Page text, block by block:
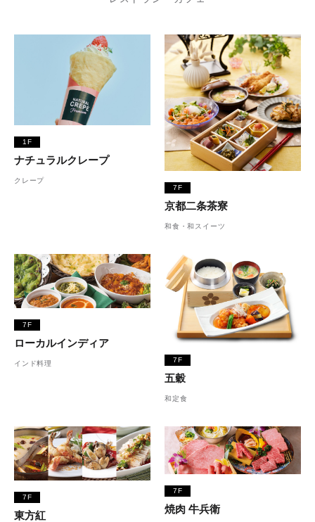
1F
ナチュラルクレープ
クレープ
7F
京都二条茶寮
和食・和スイーツ
7F
ローカルインディア
インド料理 7F
五穀
和定食
7F
東方紅
7F
焼肉 牛兵衛